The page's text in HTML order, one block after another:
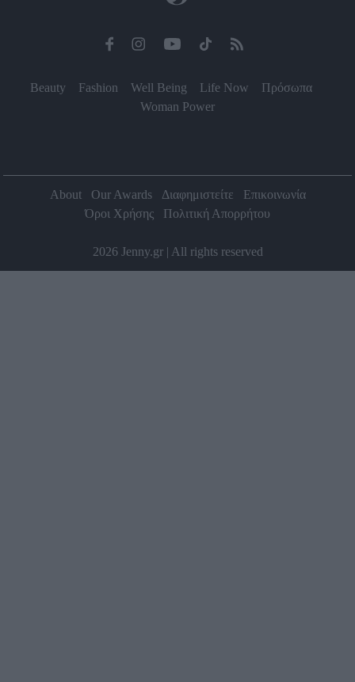
Beauty Fashion Well Being Life Now
Πρόσωπα
Woman Power
About Our Awards Διαφημιστείτε
Επικοινωνία
Όροι Χρήσης
Πολιτική Απορρήτου
2026 Jenny.gr | All rights reserved